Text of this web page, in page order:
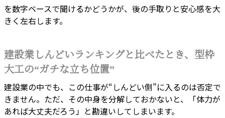
を数字ベースで聞けるかどうかが、後の手取りと安心感を大
きく左右します。
建設業しんどいランキングと比べたとき、型枠
大工の“ガチな立ち位置”
建設業の中でも、この仕事が“しんどい側”に入るのは否定で
きません。ただ、その中身を分解しておかないと、「体力が
あれば大丈夫だろう」と勘違いしてしまいます。